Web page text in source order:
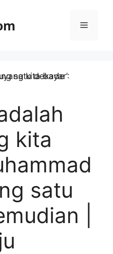
Menu
kita
satu
|